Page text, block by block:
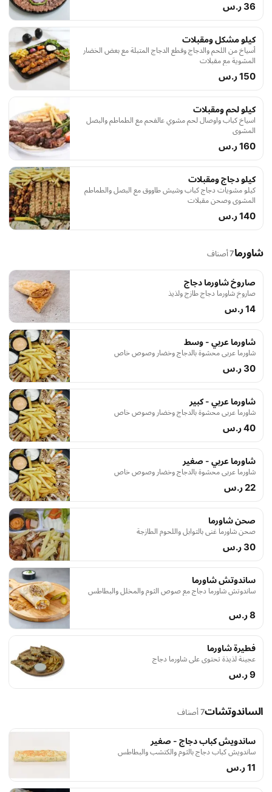
36 ر.س
كيلو مشكل ومقبلات
أسياخ من اللحم والدجاج وقطع الدجاج المتبلة مع بعض الخضار
المشوية مع مقبلات
150 ر.س
كيلو لحم ومقبلات
اسياخ كباب واوصال لحم مشوي عالفحم مع الطماطم والبصل
المشوي
160 ر.س
كيلو دجاج ومقبلات
كيلو مشويات دجاج كباب وشيش طاووق مع البصل والطماطم
المشوي وصحن مقبلات
140 ر.س
شاورما7 أصناف
صاروخ شاورما دجاج
صاروخ شاورما دجاج طازج ولذيذ
14 ر.س
شاورما عربي - وسط
شاورما عربي محشوة بالدجاج وخضار وصوص خاص
30 ر.س
شاورما عربي - كبير
شاورما عربي محشوة بالدجاج وخضار وصوص خاص
40 ر.س
شاورما عربي - صغير
شاورما عربي محشوة بالدجاج وخضار وصوص خاص
22 ر.س
صحن شاورما
صحن شاورما غني بالتوابل واللحوم الطازجة
30 ر.س
ساندوتش شاورما
ساندوتش شاورما دجاج مع صوص الثوم والمخلل والبطاطس
8 ر.س
فطيرة شاورما
عجينة لذيذة تحتوي على شاورما دجاج
9 ر.س
الساندوتشات7 أصناف
ساندويش كباب دجاج - صغير
ساندويش كباب دجاج بالثوم والكتشب والبطاطس
11 ر.س